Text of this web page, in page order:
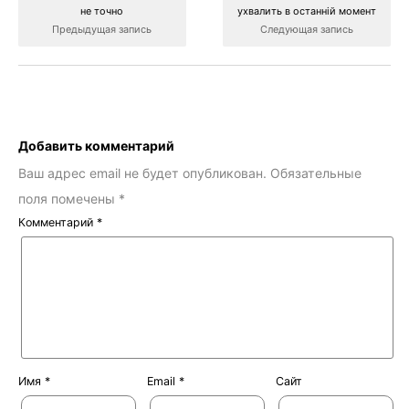
не точно
Предыдущая запись
ухвалить в останній момент
Следующая запись
Добавить комментарий
Ваш адрес email не будет опубликован. Обязательные
поля помечены *
Комментарий *
Имя * Email * Сайт